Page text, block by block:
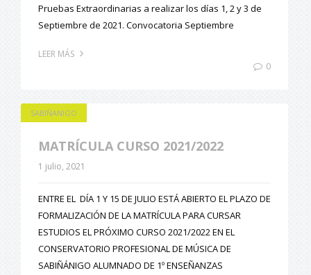
Pruebas Extraordinarias a realizar los días 1, 2 y 3 de
Septiembre de 2021. Convocatoria Septiembre
LEER MÁS
0
SABIÑANIGO
MATRÍCULA CURSO 2021/2022
1 julio, 2021
ENTRE EL DÍA 1 Y 15 DE JULIO ESTÁ ABIERTO EL PLAZO DE
FORMALIZACIÓN DE LA MATRÍCULA PARA CURSAR
ESTUDIOS EL PRÓXIMO CURSO 2021/2022 EN EL
CONSERVATORIO PROFESIONAL DE MÚSICA DE
SABIÑÁNIGO ALUMNADO DE 1º ENSEÑANZAS